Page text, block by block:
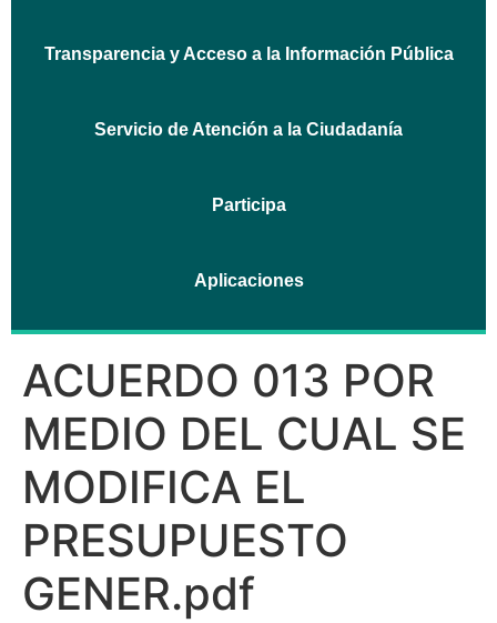
Transparencia y Acceso a la Información Pública
Servicio de Atención a la Ciudadanía
Participa
Aplicaciones
ACUERDO 013 POR
MEDIO DEL CUAL SE
MODIFICA EL
PRESUPUESTO
GENER.pdf